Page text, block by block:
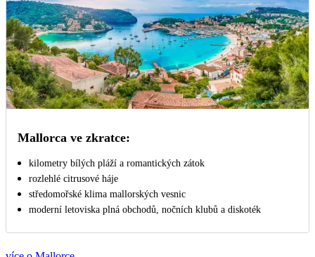
Mallorca ve zkratce:
kilometry bílých pláží a romantických zátok
rozlehlé citrusové háje
středomořské klima mallorských vesnic
moderní letoviska plná obchodů, nočních klubů a diskoték